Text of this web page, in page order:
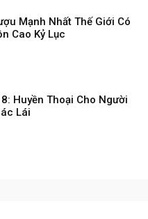
Mạnh Nhất Thế Giới Có
Cao Kỷ Lục
Huyền Thoại Cho Người
Lái